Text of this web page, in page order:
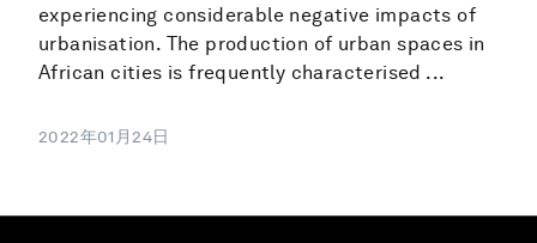
experiencing considerable negative impacts of
urbanisation. The production of urban spaces in
African cities is frequently characterised ...
2022年01月24日